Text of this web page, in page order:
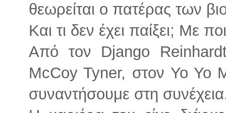
θεωρείται ο πατέρας των
Και τι δεν έχει παίξει; Με
Από τον Django
McCoy Tyner, στον Yo Yo
συναντήσουμε στη